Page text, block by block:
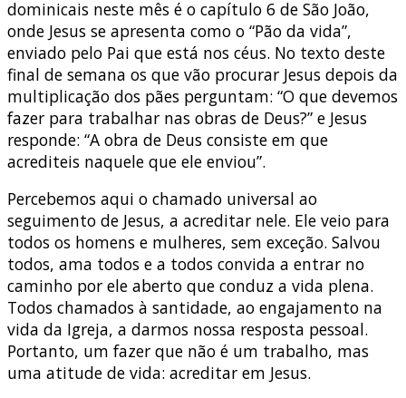
dominicais neste mês é o capítulo 6 de São João,
onde Jesus se apresenta como o “Pão da vida”,
enviado pelo Pai que está nos céus. No texto deste
final de semana os que vão procurar Jesus depois da
multiplicação dos pães perguntam: “O que devemos
fazer para trabalhar nas obras de Deus?” e Jesus
responde: “A obra de Deus consiste em que
acrediteis naquele que ele enviou”.
Percebemos aqui o chamado universal ao
seguimento de Jesus, a acreditar nele. Ele veio para
todos os homens e mulheres, sem exceção. Salvou
todos, ama todos e a todos convida a entrar no
caminho por ele aberto que conduz a vida plena.
Todos chamados à santidade, ao engajamento na
vida da Igreja, a darmos nossa resposta pessoal.
Portanto, um fazer que não é um trabalho, mas
uma atitude de vida: acreditar em Jesus.